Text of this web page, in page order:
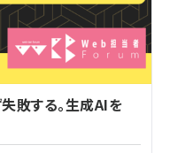
敗する。生成AIを